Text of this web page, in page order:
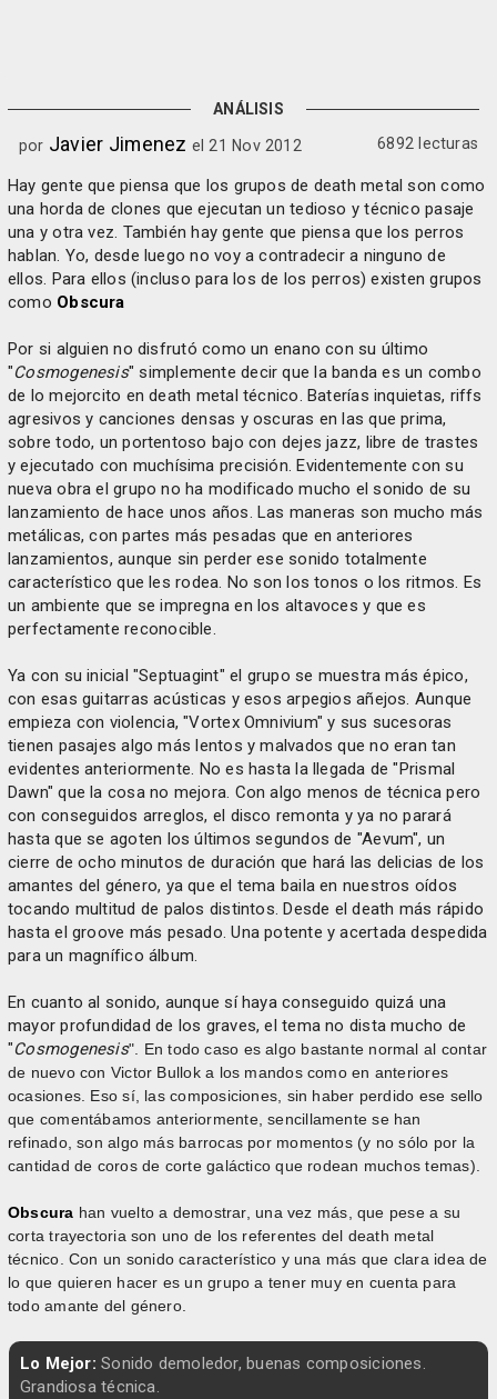
ANÁLISIS
por Javier Jimenez el 21 Nov 2012 6892 lecturas
Hay gente que piensa que los grupos de death metal son como
una horda de clones que ejecutan un tedioso y técnico pasaje
una y otra vez. También hay gente que piensa que los perros
hablan. Yo, desde luego no voy a contradecir a ninguno de
ellos. Para ellos (incluso para los de los perros) existen grupos
como Obscura
Por si alguien no disfrutó como un enano con su último
"Cosmogenesis" simplemente decir que la banda es un combo
de lo mejorcito en death metal técnico. Baterías inquietas, riffs
agresivos y canciones densas y oscuras en las que prima,
sobre todo, un portentoso bajo con dejes jazz, libre de trastes
y ejecutado con muchísima precisión. Evidentemente con su
nueva obra el grupo no ha modificado mucho el sonido de su
lanzamiento de hace unos años. Las maneras son mucho más
metálicas, con partes más pesadas que en anteriores
lanzamientos, aunque sin perder ese sonido totalmente
característico que les rodea. No son los tonos o los ritmos. Es
un ambiente que se impregna en los altavoces y que es
perfectamente reconocible.
Ya con su inicial "Septuagint" el grupo se muestra más épico,
con esas guitarras acústicas y esos arpegios añejos. Aunque
empieza con violencia, "Vortex Omnivium" y sus sucesoras
tienen pasajes algo más lentos y malvados que no eran tan
evidentes anteriormente. No es hasta la llegada de "Prismal
Dawn" que la cosa no mejora. Con algo menos de técnica pero
con conseguidos arreglos, el disco remonta y ya no parará
hasta que se agoten los últimos segundos de "Aevum", un
cierre de ocho minutos de duración que hará las delicias de los
amantes del género, ya que el tema baila en nuestros oídos
tocando multitud de palos distintos. Desde el death más rápido
hasta el groove más pesado. Una potente y acertada despedida
para un magnífico álbum.
En cuanto al sonido, aunque sí haya conseguido quizá una
mayor profundidad de los graves, el tema no dista mucho de
"Cosmogenesis". En todo caso es algo bastante normal al contar
de nuevo con Victor Bullok a los mandos como en anteriores
ocasiones. Eso sí, las composiciones, sin haber perdido ese sello
que comentábamos anteriormente, sencillamente se han
refinado, son algo más barrocas por momentos (y no sólo por la
cantidad de coros de corte galáctico que rodean muchos temas).
Obscura han vuelto a demostrar, una vez más, que pese a su
corta trayectoria son uno de los referentes del death metal
técnico. Con un sonido característico y una más que clara idea de
lo que quieren hacer es un grupo a tener muy en cuenta para
todo amante del género.
Lo Mejor: Sonido demoledor, buenas composiciones.
Grandiosa técnica.